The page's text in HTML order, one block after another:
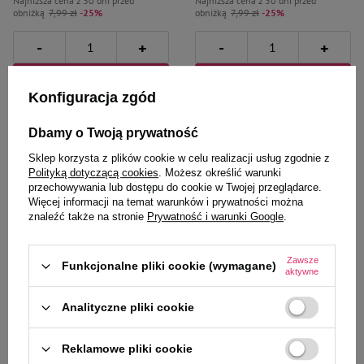
obniżką 7,99 zł -25%
- +
obniżką 7,99 zł -25%
- +
Zaufane i polecane przez
naszych ekspertów
Żwirek dla kota Certech Super
Benek Corn Cat Morska Bryza 14
Zawieszka Adresówka
Identyfikator z grawerem dla psa
i kota łapka złota brokat mała
Konfiguracja zgód
Dbamy o Twoją prywatność
Sklep korzysta z plików cookie w celu realizacji usług zgodnie z
Polityką dotyczącą cookies. Możesz określić warunki
przechowywania lub dostępu do cookie w Twojej przeglądarce.
Więcej informacji na temat warunków i prywatności można
znaleźć także na stronie Prywatność i warunki Google.
Funkcjonalne pliki cookie (wymagane)
Zawsze
aktywne
Analityczne pliki cookie
Reklamowe pliki cookie